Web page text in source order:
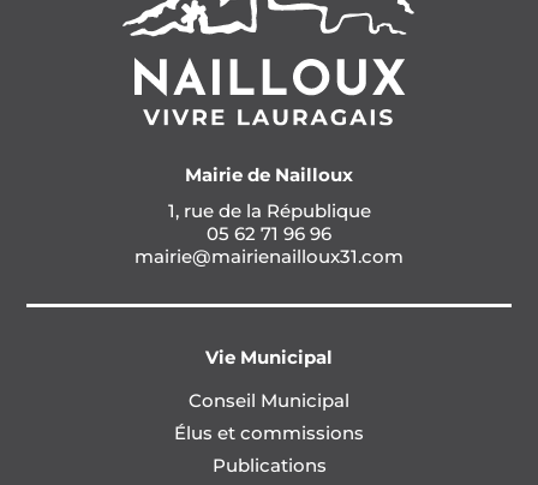
Mairie de Nailloux
1, rue de la République
05 62 71 96 96
mairie@mairienailloux31.com
Vie Municipal
Conseil Municipal
Élus et commissions
Publications